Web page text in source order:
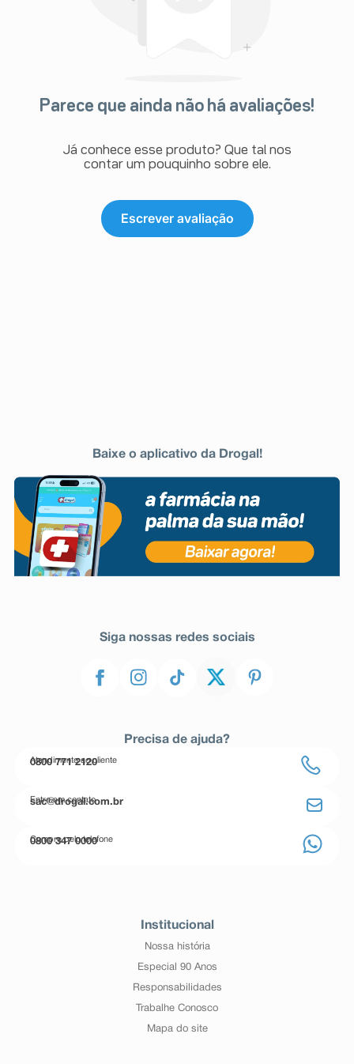
Parece que ainda não há avaliações!
Já conhece esse produto? Que tal nos
contar um pouquinho sobre ele.
Escrever avaliação
Baixe o aplicativo da Drogal!
Siga nossas redes sociais
Precisa de ajuda?
Atendimento ao cliente
0800 771 2120
Entre em contato
sac@drogal.com.br
Compre pelo telefone
0800 347 0000
Institucional
Nossa história
Especial 90 Anos
Responsabilidades
Trabalhe Conosco
Mapa do site